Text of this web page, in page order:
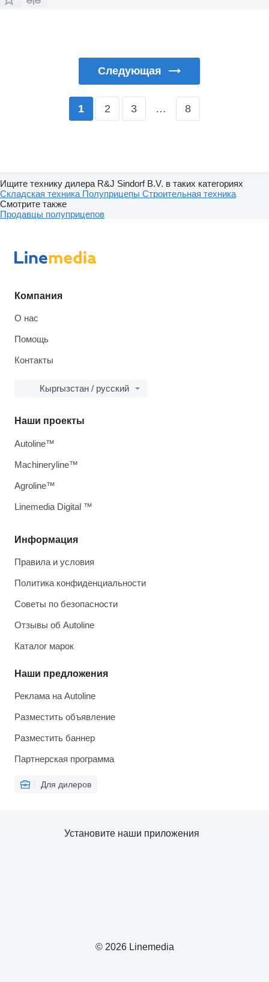
Следующая
1 2 3 … 8
Ищите технику дилера R&J Sindorf B.V. в таких категориях
Складская техника Полуприцепы Строительная техника
Смотрите также
Продавцы полуприцепов
Компания
О нас
Помощь
Контакты
Кыргызстан / русский
Информация
Правила и условия
Политика конфиденциальности
Советы по безопасности
Отзывы об Autoline
Каталог марок
Наши предложения
Реклама на Autoline
Разместить объявление
Разместить баннер
Партнерская программа
Для дилеров
Наши проекты
Autoline™
Machineryline™
Agroline™
Linemedia Digital ™
© 2026 Linemedia
Установите наши приложения